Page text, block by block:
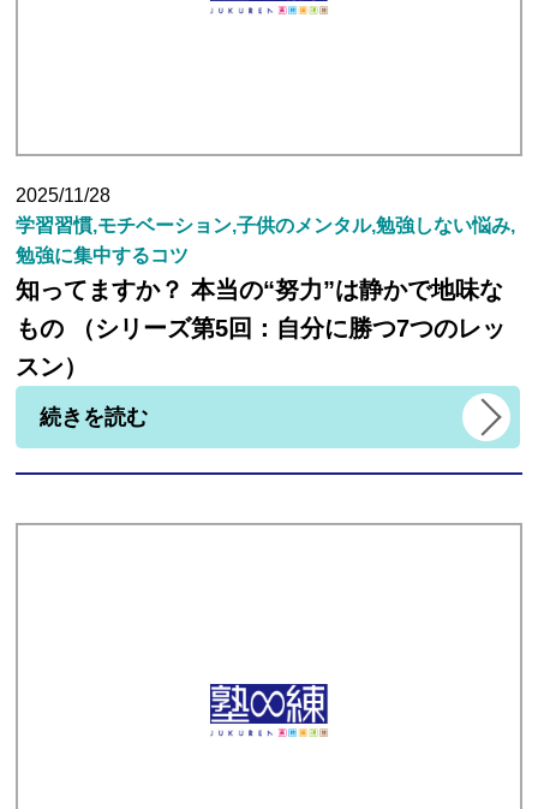
生徒さん・親御様のアンケート
合格実績
よくあるご質問
会員専用
塾長ブログ
2025/11/28
学習習慣,モチベーション,子供のメンタル,勉強しない悩み,
勉強に集中するコツ
知ってますか？ 本当の“努力”は静かで地味な
もの （シリーズ第5回：自分に勝つ7つのレッ
スン）
続きを読む